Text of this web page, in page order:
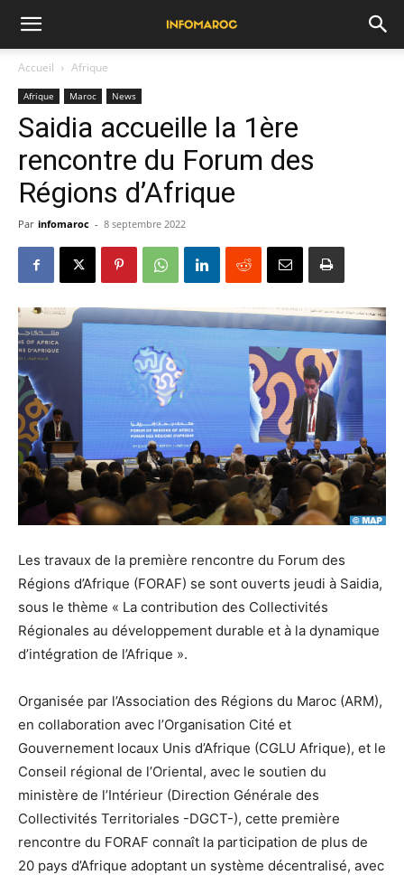
Accueil Afrique
Afrique Maroc News
Saidia accueille la 1ère
rencontre du Forum des
Régions d’Afrique
Par infomaroc - 8 septembre 2022
Les travaux de la première rencontre du Forum des
Régions d’Afrique (FORAF) se sont ouverts jeudi à Saidia,
sous le thème « La contribution des Collectivités
Régionales au développement durable et à la dynamique
d’intégration de l’Afrique ».
Organisée par l’Association des Régions du Maroc (ARM),
en collaboration avec l’Organisation Cité et
Gouvernement locaux Unis d’Afrique (CGLU Afrique), et le
Conseil régional de l’Oriental, avec le soutien du
ministère de l’Intérieur (Direction Générale des
Collectivités Territoriales -DGCT-), cette première
rencontre du FORAF connaît la participation de plus de
20 pays d’Afrique adoptant un système décentralisé, avec